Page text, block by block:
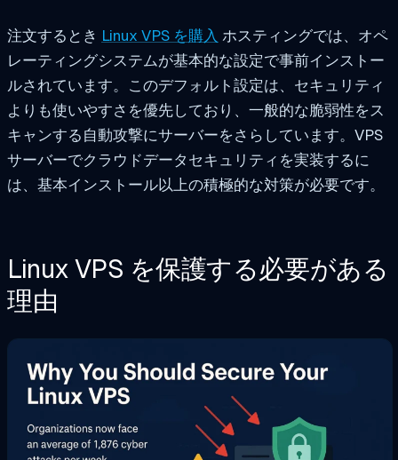
注文するとき Linux VPS を購入 ホスティングでは、オペ
レーティングシステムが基本的な設定で事前インストー
ルされています。このデフォルト設定は、セキュリティ
よりも使いやすさを優先しており、一般的な脆弱性をス
キャンする自動攻撃にサーバーをさらしています。VPS
サーバーでクラウドデータセキュリティを実装するに
は、基本インストール以上の積極的な対策が必要です。
Linux VPS を保護する必要がある
理由